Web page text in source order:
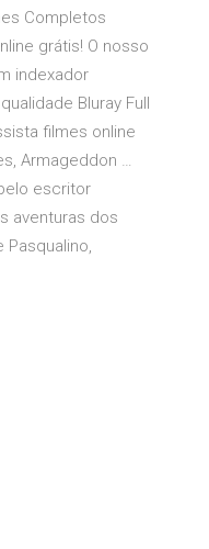
Completos
grátis! O nosso
indexador
Bluray Full
filmes online
Armageddon …
escritor
aventuras dos
Pasqualino,